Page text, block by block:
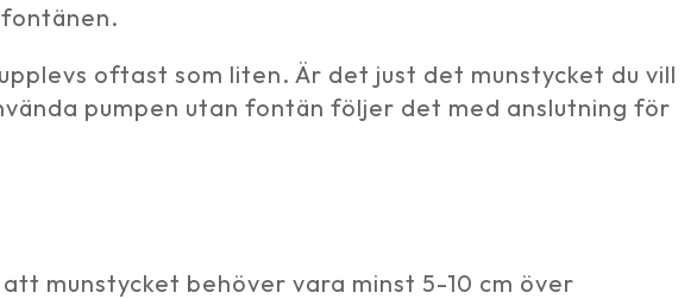
oftast som liten. Är det just det munstycket du vill
pumpen utan fontän följer det med anslutning för
munstycket behöver vara minst 5-10 cm över